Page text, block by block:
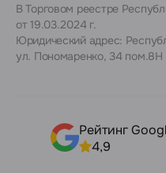
В Торговом реестре
от 19.03.2024 г.
Юридический адрес:
ул. Пономаренко, 34 пом.8Н
Рейтинг
4,9